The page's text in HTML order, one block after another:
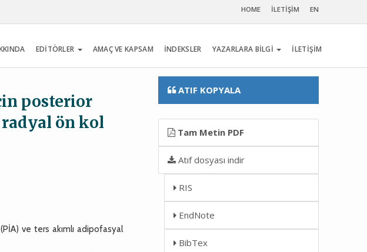
HOME İLETİŞİM EN
EDİTÖRLER AMAÇ VE KAPSAM İNDEKSLER YAZARLARA BİLGİ İLETİŞİM
posterior
ön kol
ve ters akımlı adipofasyal
ATIF KOPYALA
Tam Metin PDF
Atıf dosyası indir
RIS
EndNote
BibTex